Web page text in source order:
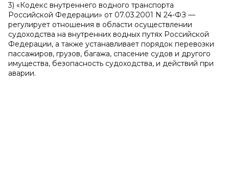
3) «Кодекс внутреннего водного транспорта
Российской Федерации» от 07.03.2001 N 24-ФЗ —
регулирует отношения в области осуществлении
судоходства на внутренних водных путях Российской
Федерации, а также устанавливает порядок перевозки
пассажиров, грузов, багажа, спасение судов и другого
имущества, безопасность судоходства, и действий при
аварии.